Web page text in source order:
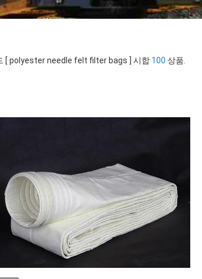
[ polyester needle felt filter bags ] 시합 100 상품.